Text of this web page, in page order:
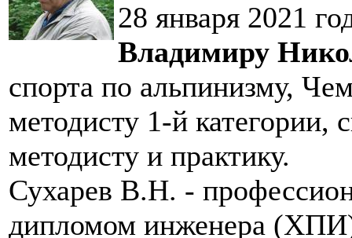
28 января 2021
Владимиру
спорта по альпинизму,
методисту 1-й
методисту и практику.
Сухарев В.Н. -
дипломом инженера